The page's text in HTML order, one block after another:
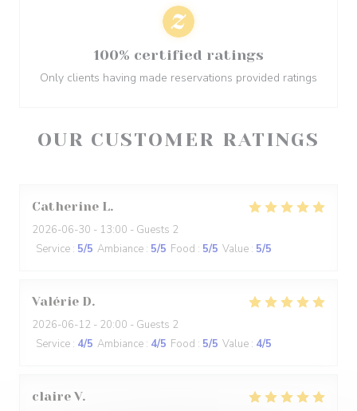
OUR CUSTOMER RATINGS
Catherine L
2026-06-30 - 13:00 - Guests 2
Service : 5/5 Ambiance : 5/5 Food : 5/5 Value : 5/5
Valérie D
2026-06-12 - 20:00 - Guests 2
Service : 4/5 Ambiance : 4/5 Food : 5/5 Value : 4/5
claire V
100% certified ratings
Only clients having made reservations provided ratings